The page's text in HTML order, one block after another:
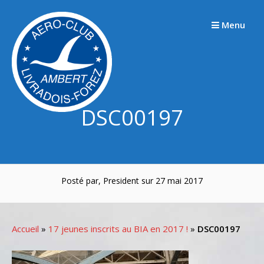
contenu
Menu
DSC00197
Posté par, President sur 27 mai 2017
Accueil » 17 jeunes inscrits au BIA en 2017 ! » DSC00197